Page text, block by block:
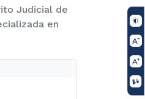
Judicial de
en